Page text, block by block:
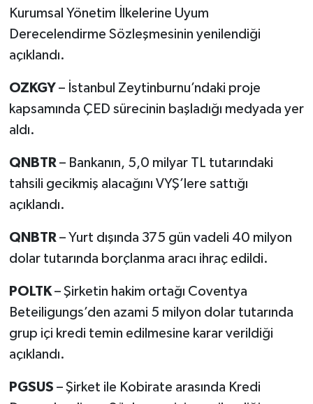
Kurumsal Yönetim İlkelerine Uyum
Derecelendirme Sözleşmesinin yenilendiği
açıklandı.
OZKGY – İstanbul Zeytinburnu’ndaki proje
kapsamında ÇED sürecinin başladığı medyada yer
aldı.
QNBTR – Bankanın, 5,0 milyar TL tutarındaki
tahsili gecikmiş alacağını VYŞ’lere sattığı
açıklandı.
QNBTR – Yurt dışında 375 gün vadeli 40 milyon
dolar tutarında borçlanma aracı ihraç edildi.
POLTK – Şirketin hakim ortağı Coventya
Beteiligungs’den azami 5 milyon dolar tutarında
grup içi kredi temin edilmesine karar verildiği
açıklandı.
PGSUS – Şirket ile Kobirate arasında Kredi